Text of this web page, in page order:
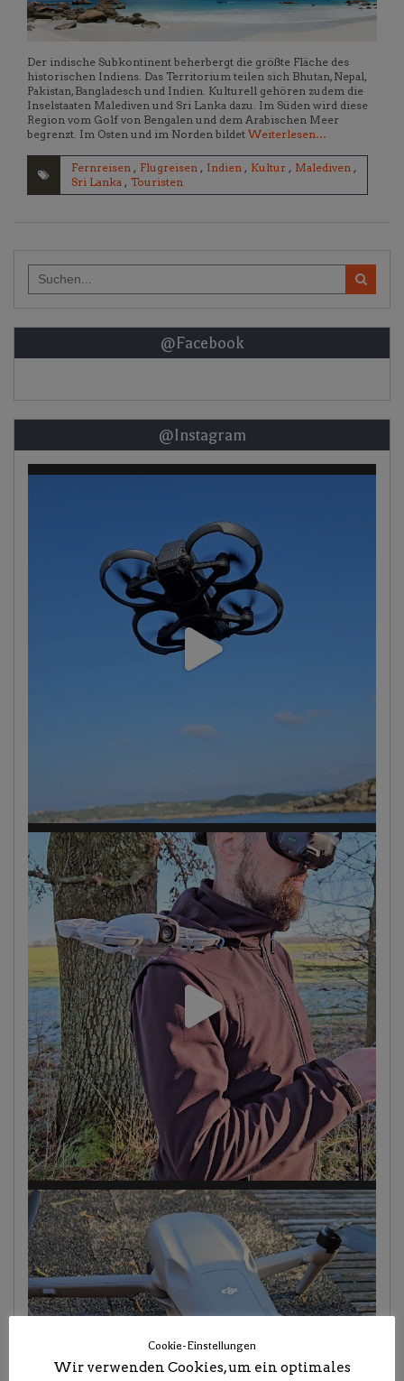
Der indische Subkontinent beherbergt die größte Fläche des
historischen Indiens. Das Territorium teilen sich Bhutan, Nepal,
Pakistan, Bangladesch und Indien. Kulturell gehören zudem die
Inselstaaten Malediven und Sri Lanka dazu. Im Süden wird diese
Region vom Golf von Bengalen und dem Arabischen Meer
begrenzt. Im Osten und im Norden bildet Weiterlesen…
Fernreisen , Flugreisen , Indien , Kultur , Malediven ,
Sri Lanka , Touristen
Search
for:
@Facebook
@Instagram
Cookie-Einstellungen
Wir verwenden Cookies, um ein optimales